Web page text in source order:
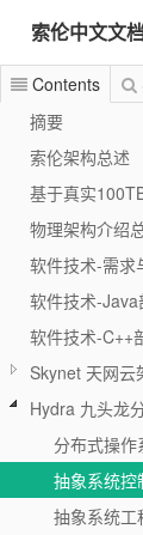
索伦中文文
Contents
摘要
索伦架构总述
基于真实
物理架构介绍
软件技术-需求
软件技术-
软件技术-C++
Skynet 天网云
Hydra 九头龙
分布式操作
抽象系统控
抽象系统工